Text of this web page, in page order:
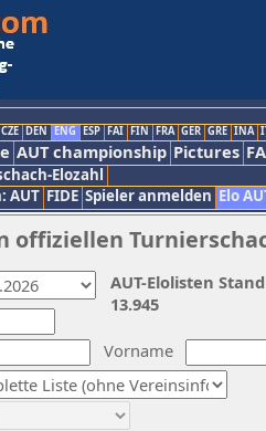
CZE DEN ENG ESP FAI FIN FRA GER GRE INA
AUT championship Pictures
Elozahl
AUT FIDE Spieler anmelden Elo
Vorname
AUT-Elolisten
13.945